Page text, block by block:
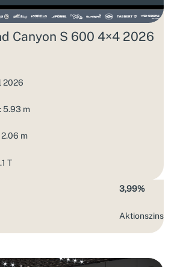
Canyon S 600 4×4 2026
2026
5.93 m
2.06 m
T
3,99%
Aktions­zins